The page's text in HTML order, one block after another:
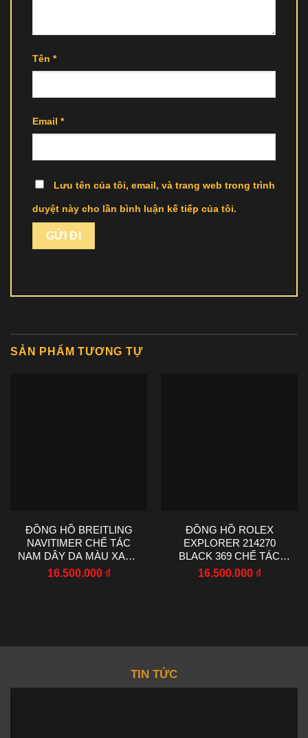
Tên *
Email *
Lưu tên của tôi, email, và trang web trong trình
duyệt này cho lần bình luận kế tiếp của tôi.
SẢN PHẨM TƯƠNG TỰ
ĐỒNG HỒ BREITLING
NAVITIMER CHẾ TÁC
NAM DÂY DA MÀU XANH
NHÀ MÁY EF 43MM
16.500.000 ₫
ĐỒNG HỒ ROLEX
EXPLORER 214270
BLACK 369 CHẾ TÁC
NHÀ MÁY VS 36MM
16.500.000 ₫
TIN TỨC